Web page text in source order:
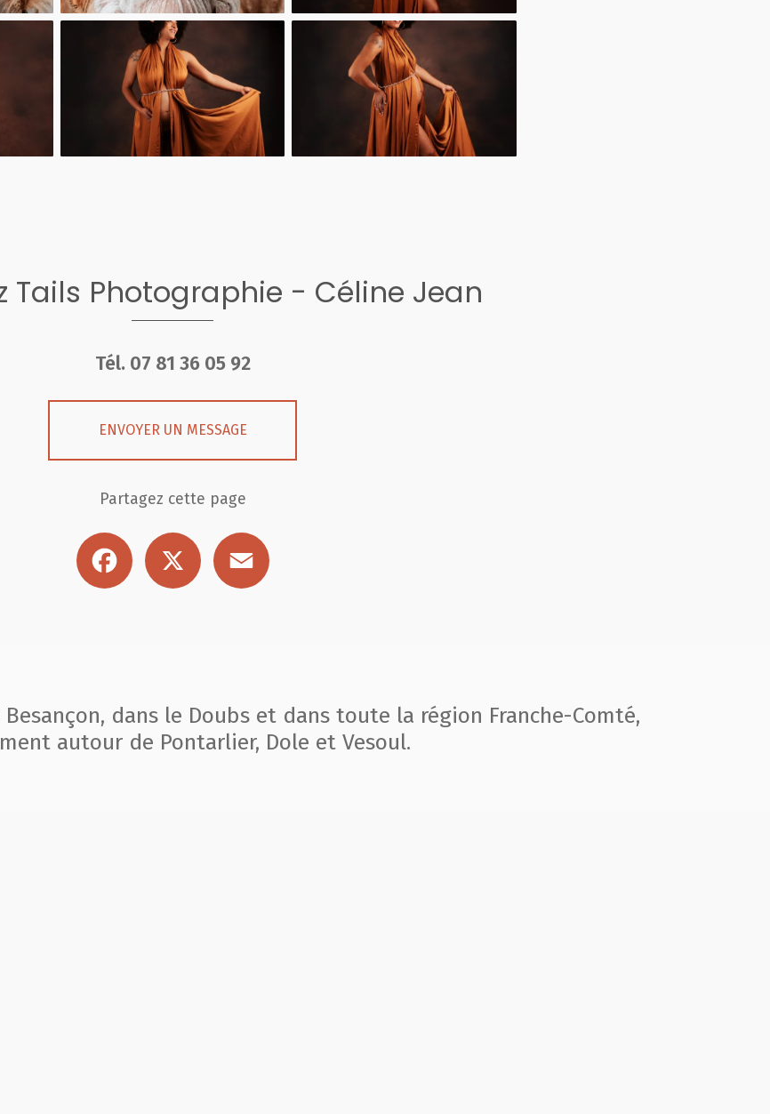
Tails Photographie - Céline Jean
Tél. 07 81 36 05 92
ENVOYER UN MESSAGE
Partagez cette page
Facebook
dans le Doubs et dans toute la région Franche-Comté,
autour de Pontarlier, Dole et Vesoul.